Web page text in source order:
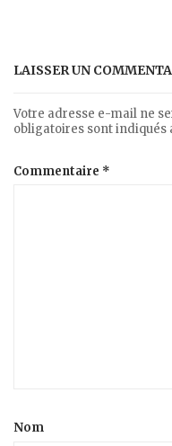
LAISSER UN
Votre adresse e-mail ne
obligatoires sont indiqués
Commentaire *
Nom